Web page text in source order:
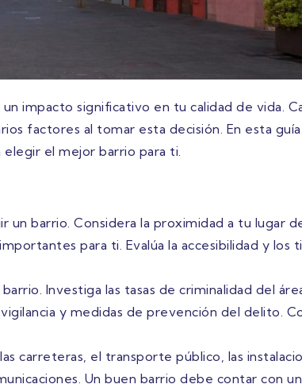
impacto significativo en tu calidad de vida.
factores al tomar esta decisión. En esta
elegir el mejor barrio para ti.
un barrio. Considera la proximidad a tu lugar
para ti. Evalúa la accesibilidad y los
Investiga las tasas de criminalidad del
y medidas de prevención del delito.
carreteras, el transporte público, las
Un buen barrio debe contar con